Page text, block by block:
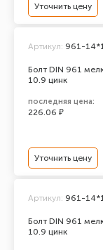
Уточнить цену
Болт DIN 961
10.9 цинк
Артикул: 961-
последняя цена:
226.06 ₽
Уточнить цену
Болт DIN 961
10.9 цинк
Артикул: 961-